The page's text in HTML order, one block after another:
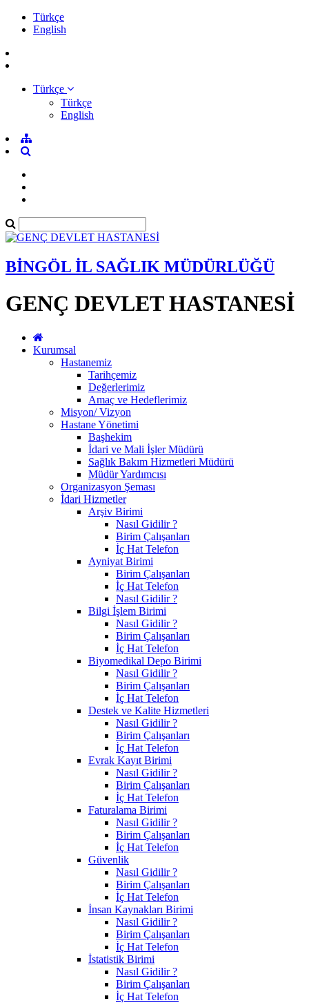
Türkçe
English
Türkçe
Türkçe
English
BİNGÖL İL SAĞLIK MÜDÜRLÜĞÜ
GENÇ DEVLET HASTANESİ
Kurumsal
Hastanemiz
Tarihçemiz
Değerlerimiz
Amaç ve Hedeflerimiz
Misyon/ Vizyon
Hastane Yönetimi
Başhekim
İdari ve Mali İşler Müdürü
Sağlık Bakım Hizmetleri Müdürü
Müdür Yardımcısı
Organizasyon Şeması
İdari Hizmetler
Arşiv Birimi
Nasıl Gidilir ?
Birim Çalışanları
İç Hat Telefon
Ayniyat Birimi
Birim Çalışanları
İç Hat Telefon
Nasıl Gidilir ?
Bilgi İşlem Birimi
Nasıl Gidilir ?
Birim Çalışanları
İç Hat Telefon
Biyomedikal Depo Birimi
Nasıl Gidilir ?
Birim Çalışanları
İç Hat Telefon
Destek ve Kalite Hizmetleri
Nasıl Gidilir ?
Birim Çalışanları
İç Hat Telefon
Evrak Kayıt Birimi
Nasıl Gidilir ?
Birim Çalışanları
İç Hat Telefon
Faturalama Birimi
Nasıl Gidilir ?
Birim Çalışanları
İç Hat Telefon
Güvenlik
Nasıl Gidilir ?
Birim Çalışanları
İç Hat Telefon
İnsan Kaynakları Birimi
Nasıl Gidilir ?
Birim Çalışanları
İç Hat Telefon
İstatistik Birimi
Nasıl Gidilir ?
Birim Çalışanları
İç Hat Telefon